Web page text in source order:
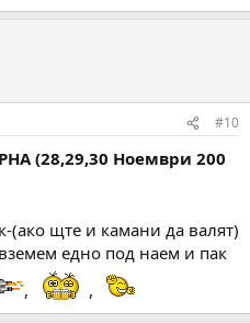
#10
(28,29,30 Ноември 200
(ако щте и камани да валят)
едно под наем и пак
, ,